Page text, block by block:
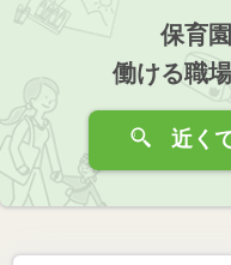
保育
働ける職
近く